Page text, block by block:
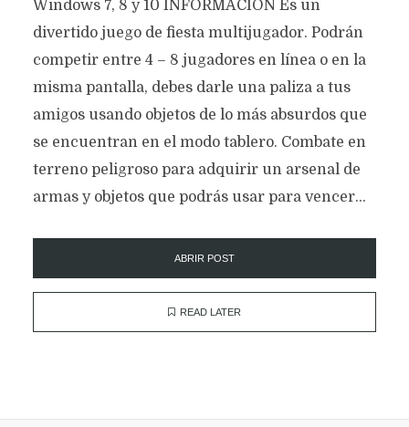
Windows 7, 8 y 10 INFORMACIÓN Es un
divertido juego de fiesta multijugador. Podrán
competir entre 4 – 8 jugadores en línea o en la
misma pantalla, debes darle una paliza a tus
amigos usando objetos de lo más absurdos que
se encuentran en el modo tablero. Combate en
terreno peligroso para adquirir un arsenal de
armas y objetos que podrás usar para vencer...
ABRIR POST
READ LATER